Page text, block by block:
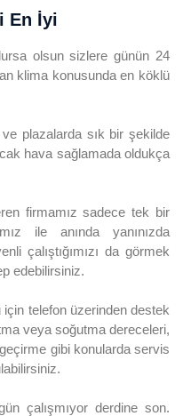
En İyi
olsun sizlere günün 24
klima konusunda en köklü
plazalarda sık bir şekilde
hava sağlamada oldukça
firmamız sadece tek bir
ile anında yanınızda
çalıştığımızı da görmek
edebilirsiniz.
için telefon üzerinden destek
veya soğutma dereceleri,
gibi konularda servis
çalışmıyor derdine son.